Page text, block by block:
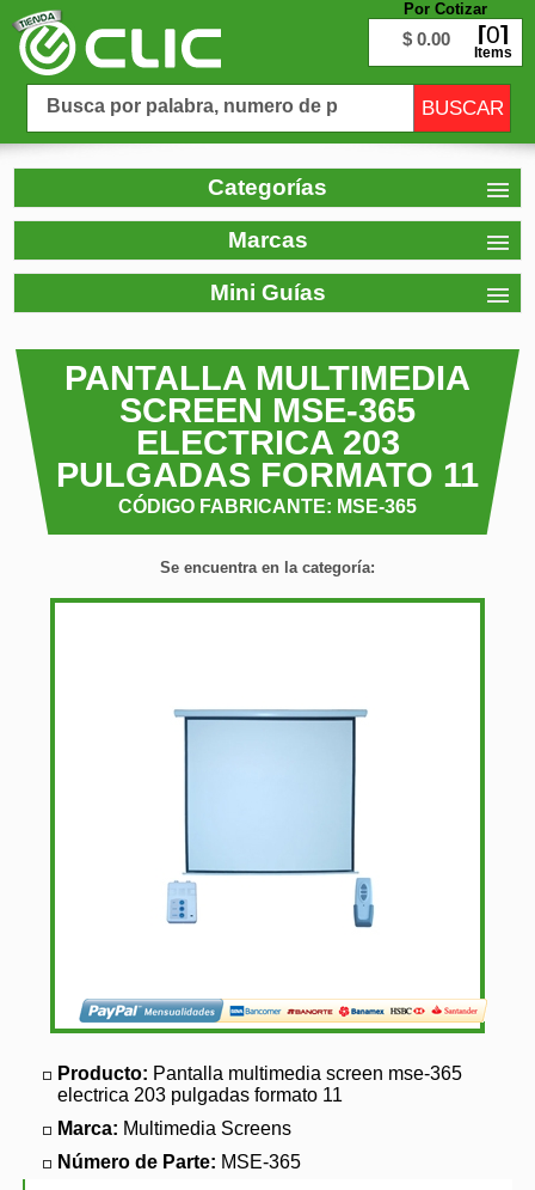
Por Cotizar
$ 0.00 0
Items
Categorías
Marcas
Mini Guías
PANTALLA MULTIMEDIA
SCREEN MSE-365
ELECTRICA 203
PULGADAS FORMATO 11
CÓDIGO FABRICANTE: MSE-365
Se encuentra en la categoría:
Producto: Pantalla multimedia screen mse-365
electrica 203 pulgadas formato 11
Marca: Multimedia Screens
Número de Parte: MSE-365